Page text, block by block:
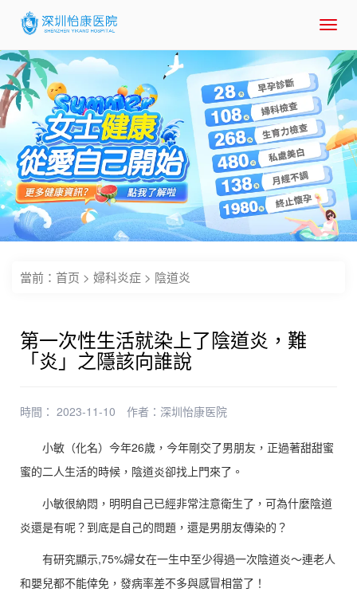
當前： 首页 > 婦科炎症 > 陰道炎
第一次性生活就染上了陰道炎，難
「炎」之隱該向誰說
時間： 2023-11-10 作者： 深圳怡康医院
小敏（化名）今年26歲，今年剛交了男朋友，正過著甜甜蜜
蜜的二人生活的時候，陰道炎卻找上門來了。
小敏很納悶，明明自己已經非常注意衛生了，可為什麼陰道
炎還是有呢？到底是自己的問題，還是男朋友傳染的？
有研究顯示,75%婦女在一生中至少得過一次陰道炎～連老人
和嬰兒都不能倖免，發病率差不多與感冒相當了！